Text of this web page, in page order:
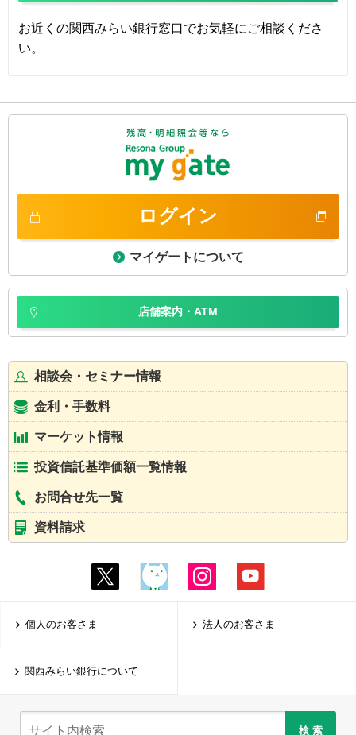
お近くの関西みらい銀行窓口でお気軽にご相談くださ
い。
ログイン
マイゲートについて
店舗案内・ATM
相談会・セミナー情報
金利・手数料
マーケット情報
投資信託基準価額一覧情報
お問合せ先一覧
資料請求
個人のお客さま 法人のお客さま
関西みらい銀行について
検 索